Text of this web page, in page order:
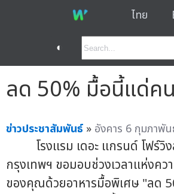
ไทย
◐
ลด 50% มื้อนี้แด่
ข่าวประชาสัมพันธ์ » อังคาร 6 กุมภาพั
โรงแรม เดอะ แกรนด์ โฟร์วิง
กรุงเทพฯ ขอมอบช่วงเวลาแห่งค
ของคุณด้วยอาหารมื้อพิเศษ "ลด